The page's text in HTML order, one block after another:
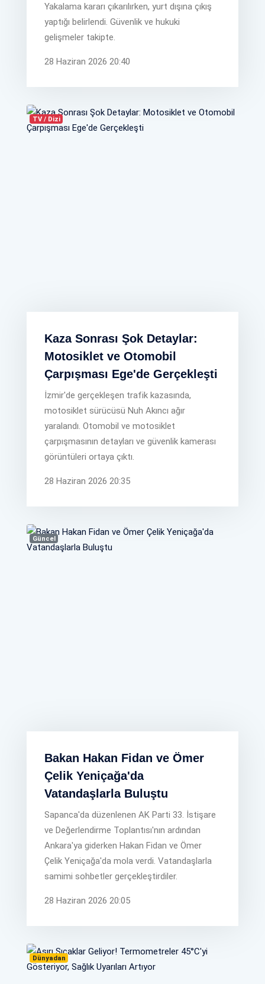
Yakalama kararı çıkarılırken, yurt dışına çıkış
yaptığı belirlendi. Güvenlik ve hukuki
gelişmeler takipte.
28 Haziran 2026 20:40
TV / Dizi
Kaza Sonrası Şok Detaylar:
Motosiklet ve Otomobil
Çarpışması Ege'de Gerçekleşti
İzmir'de gerçekleşen trafik kazasında,
motosiklet sürücüsü Nuh Akıncı ağır
yaralandı. Otomobil ve motosiklet
çarpışmasının detayları ve güvenlik kamerası
görüntüleri ortaya çıktı.
28 Haziran 2026 20:35
Güncel
Bakan Hakan Fidan ve Ömer
Çelik Yeniçağa'da
Vatandaşlarla Buluştu
Sapanca'da düzenlenen AK Parti 33. İstişare
ve Değerlendirme Toplantısı'nın ardından
Ankara'ya giderken Hakan Fidan ve Ömer
Çelik Yeniçağa'da mola verdi. Vatandaşlarla
samimi sohbetler gerçekleştirdiler.
28 Haziran 2026 20:05
Dünyadan